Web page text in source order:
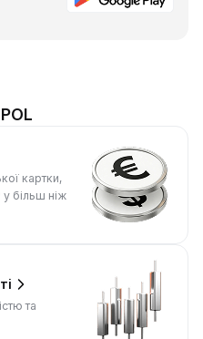
картки,
більш ніж
та